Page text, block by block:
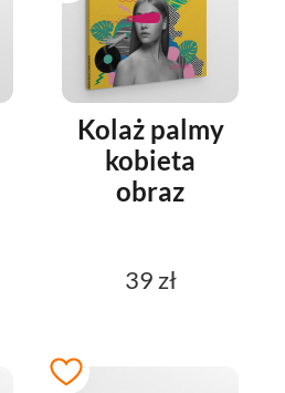
Kolaż palmy
kobieta
obraz
39 zł